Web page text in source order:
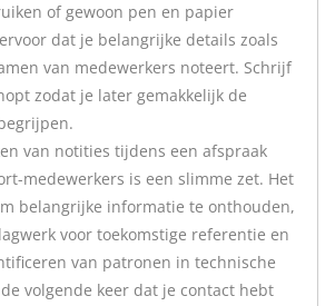
of gewoon pen en papier
dat je belangrijke details zoals
van medewerkers noteert. Schrijf
zodat je later gemakkelijk de
van notities tijdens een afspraak
medewerkers is een slimme zet. Het
belangrijke informatie te onthouden,
voor toekomstige referentie en
van patronen in technische
volgende keer dat je contact hebt